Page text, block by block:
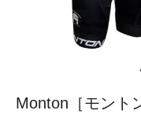
Monton［モント